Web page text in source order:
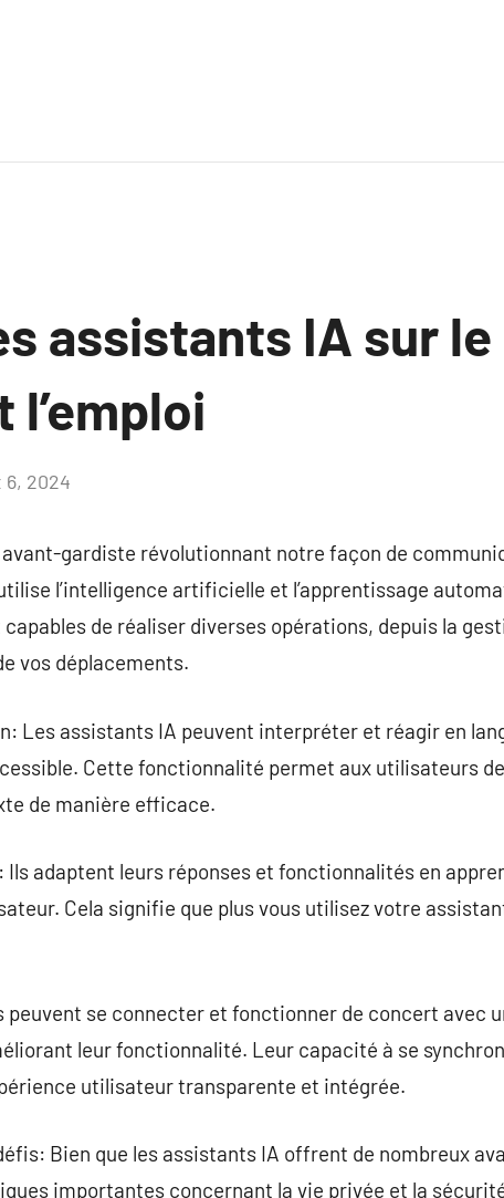
assistants IA sur
2024
gardiste révolutionnant notre façon de
l’intelligence artificielle et l’apprentissage
de réaliser diverses opérations, depuis la
vos déplacements.
Les assistants IA peuvent interpréter et réagir en
Cette fonctionnalité permet aux utilisateurs
de manière efficace.
adaptent leurs réponses et fonctionnalités en
Cela signifie que plus vous utilisez votre
se connecter et fonctionner de concert avec
leur fonctionnalité. Leur capacité à se
utilisateur transparente et intégrée.
Bien que les assistants IA offrent de nombreux
importantes concernant la vie privée et la